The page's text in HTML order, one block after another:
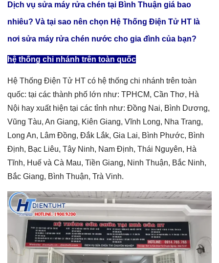
Dịch vụ sửa máy rửa chén tại Bình Thuận giá bao
nhiêu? Và tại sao nên chọn Hệ Thống Điện Tử HT là
nơi sửa máy rửa chén nước cho gia đình của bạn?
hệ thống chi nhánh trên toàn quốc
Hệ Thống Điện Tử HT có hệ thống chi nhánh trên toàn
quốc: tại các thành phố lớn như: TPHCM, Cần Thơ, Hà
Nội hay xuất hiện tại các tỉnh như: Đồng Nai, Bình Dương,
Vũng Tàu, An Giang, Kiên Giang, Vĩnh Long, Nha Trang,
Long An, Lâm Đồng, Đắk Lắk, Gia Lai, Bình Phước, Bình
Định, Bạc Liêu, Tây Ninh, Nam Định, Thái Nguyên, Hà
Tĩnh, Huế và Cà Mau, Tiền Giang, Ninh Thuận, Bắc Ninh,
Bắc Giang, Bình Thuận, Trà Vinh.